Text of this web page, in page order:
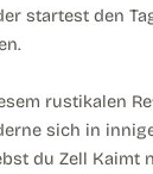
startest den
rustikalen
sich in
du Zell Kaimt